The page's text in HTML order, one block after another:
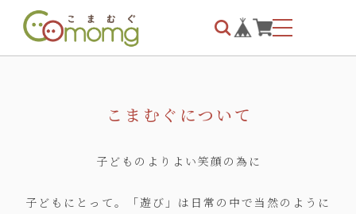
こまむぐについて
子どものよりよい笑顔の為に
子どもにとって。「遊び」は日常の中で当然のように